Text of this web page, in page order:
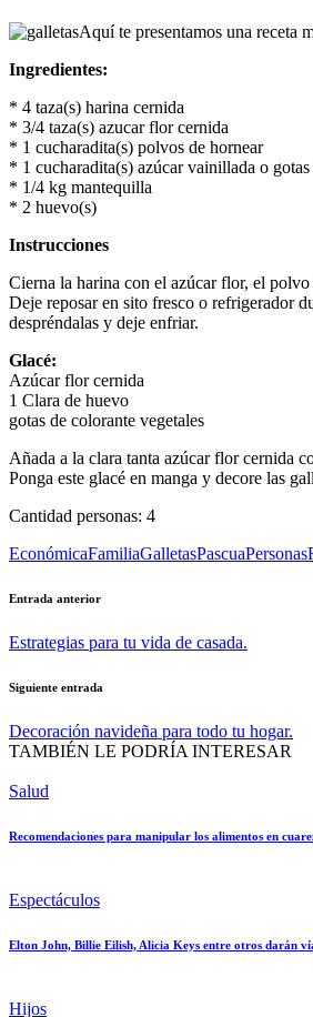
Aquí te presentamos una receta
Ingredientes:
* 4 taza(s) harina cernida
* 3/4 taza(s) azucar flor cernida
* 1 cucharadita(s) polvos de hornear
* 1 cucharadita(s) azúcar vainillada o
* 1/4 kg mantequilla
* 2 huevo(s)
Instrucciones
Cierna la harina con el azúcar flor, el
Deje reposar en sito fresco o refrigerador
despréndalas y deje enfriar.
Glacé:
Azúcar flor cernida
1 Clara de huevo
gotas de colorante vegetales
Añada a la clara tanta azúcar flor cernida
Ponga este glacé en manga y decore las
Cantidad personas: 4
Etiquetas:
EconómicaFamiliaGalletasPascuaPersonas
Navegación
de
Entrada anterior
Estrategias para tu vida de casada.
Siguiente entrada
Decoración navideña para todo tu hogar.
TAMBIÉN LE PODRÍA INTERESAR
Publicada
Salud
Recomendaciones para manipular los alimentos en
Publicada
Espectáculos
Elton John, Billie Eilish, Alicia Keys entre otros darán
Publicada
Hijos